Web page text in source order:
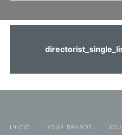
INICIO YOUR BRANDS